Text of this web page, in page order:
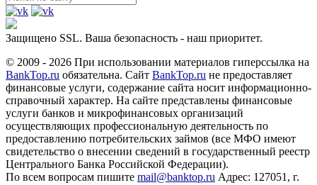
Защищено SSL. Ваша безопасность - наш приоритет.
© 2009 - 2026 При использовании материалов гиперссылка на
BankTop.ru обязательна. Сайт BankTop.ru не предоставляет
финансовые услуги, содержание сайта носит информационно-
справочный характер. На сайте представлены финансовые
услуги банков и микрофинансовых организаций
осуществляющих профессиональную деятельность по
предоставлению потребительских займов (все МФО имеют
свидетельство о внесении сведений в государственный реестр
Центрального Банка Российской Федерации).
По всем вопросам пишите mail@banktop.ru Адрес: 127051, г.